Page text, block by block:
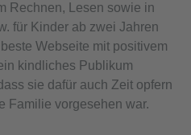
Rechnen, Lesen sowie in
für Kinder ab zwei Jahren
Webseite mit positivem
kindliches Publikum
sie dafür auch Zeit opfern
Familie vorgesehen war.